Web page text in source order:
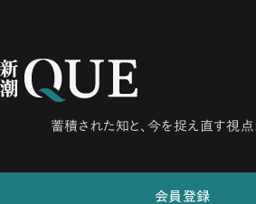
蓄積された知と、今を捉え直す視点
会員登録